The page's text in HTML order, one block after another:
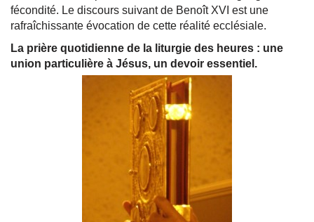
fécondité. Le discours suivant de Benoît XVI est une
rafraîchissante évocation de cette réalité ecclésiale.
La prière quotidienne de la liturgie des heures : une
union particulière à Jésus, un devoir essentiel.